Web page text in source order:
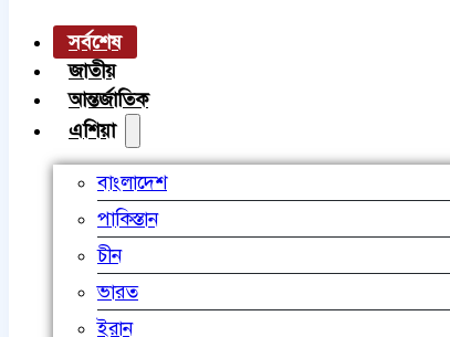
সর্বশেষ
জাতীয়
আন্তর্জাতিক
এশিয়া
বাংলাদেশ
পাকিস্তান
চীন
ভারত
ইরান